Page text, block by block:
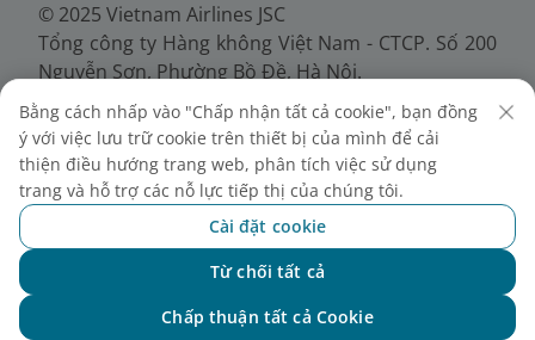
© 2025 Vietnam Airlines JSC
Tổng công ty Hàng không Việt Nam - CTCP. Số 200
Nguyễn Sơn, Phường Bồ Đề, Hà Nội.
Điện thoại: (+84-24) 38272289. Fax: (+84-24)
38722375
Giấy chứng nhận đăng ký doanh nghiệp, mã số
doanh nghiệp 0100107518, đăng ký lần đầu ngày
30/6/2010, đăng ký thay đổi lần thứ 10 ngày
24/7/2025, cấp bởi Sở Tài chính Thành phố Hà Nội.
Bằng cách nhấp vào "Chấp nhận tất cả cookie", bạn đồng
ý với việc lưu trữ cookie trên thiết bị của mình để cải
thiện điều hướng trang web, phân tích việc sử dụng
trang và hỗ trợ các nỗ lực tiếp thị của chúng tôi.
Cài đặt cookie
Từ chối tất cả
Chấp thuận tất cả Cookie